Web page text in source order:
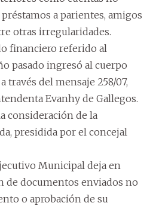
a parientes, amigos
otras irregularidades.
financiero referido al
pasado ingresó al cuerpo
través del mensaje 258/07,
Evanhy de Gallegos.
consideración de la
presidida por el concejal
Municipal deja en
de documentos enviados no
o aprobación de su